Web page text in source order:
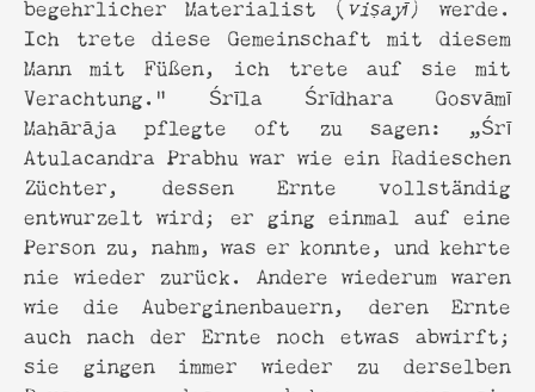
Ich trete diese Gemeinschaft mit diesem
Mann mit Füßen, ich trete auf sie mit
Verachtung." Śrīla Śrīdhara Gosvāmī
Mahārāja pflegte oft zu sagen: „Śrī
Atulacandra Prabhu war wie ein Radieschen
Züchter, dessen Ernte vollständig
entwurzelt wird; er ging einmal auf eine
Person zu, nahm, was er konnte, und kehrte
nie wieder zurück. Andere wiederum waren
wie die Auberginenbauern, deren Ernte
auch nach der Ernte noch etwas abwirft;
sie gingen immer wieder zu derselben